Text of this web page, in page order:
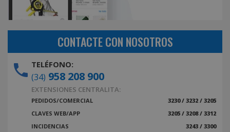
CONTACTE CON NOSOTROS
TELÉFONO:
(34) 958 208 900
EXTENSIONES CENTRALITA:
PEDIDOS/COMERCIAL
3230 / 3232 / 3205
CLAVES WEB/APP
3205 / 3208 / 3312
INCIDENCIAS
3243 / 3300